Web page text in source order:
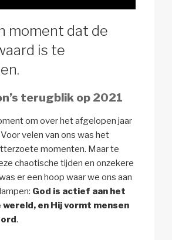
moment dat de
is te
terugblik op 2021
om over het afgelopen jaar
velen van ons was het
momenten. Maar te
chaotische tijden en onzekere
er een hoop waar we ons aan
God is actief aan het
wereld, en Hij vormt mensen
.